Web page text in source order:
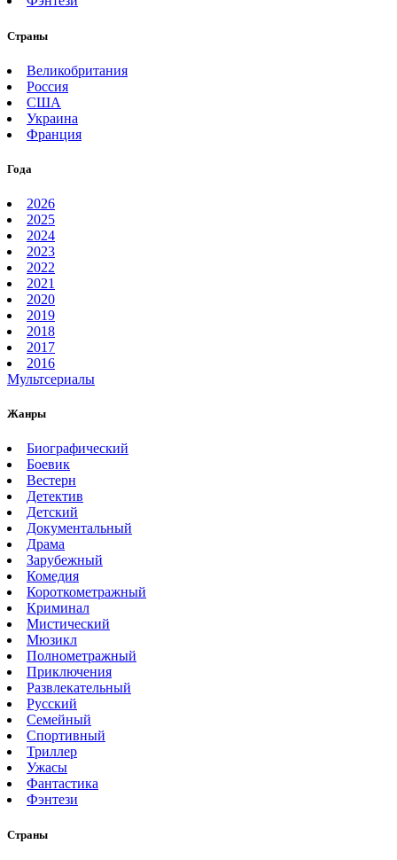
Страны
Великобритания
Россия
США
Украина
Франция
Года
2026
2025
2024
2023
2022
2021
2020
2019
2018
2017
2016
Мультсериалы
Жанры
Биографический
Боевик
Вестерн
Детектив
Детский
Документальный
Драма
Зарубежный
Комедия
Короткометражный
Криминал
Мистический
Мюзикл
Полнометражный
Приключения
Развлекательный
Русский
Семейный
Спортивный
Триллер
Ужасы
Фантастика
Фэнтези
Страны